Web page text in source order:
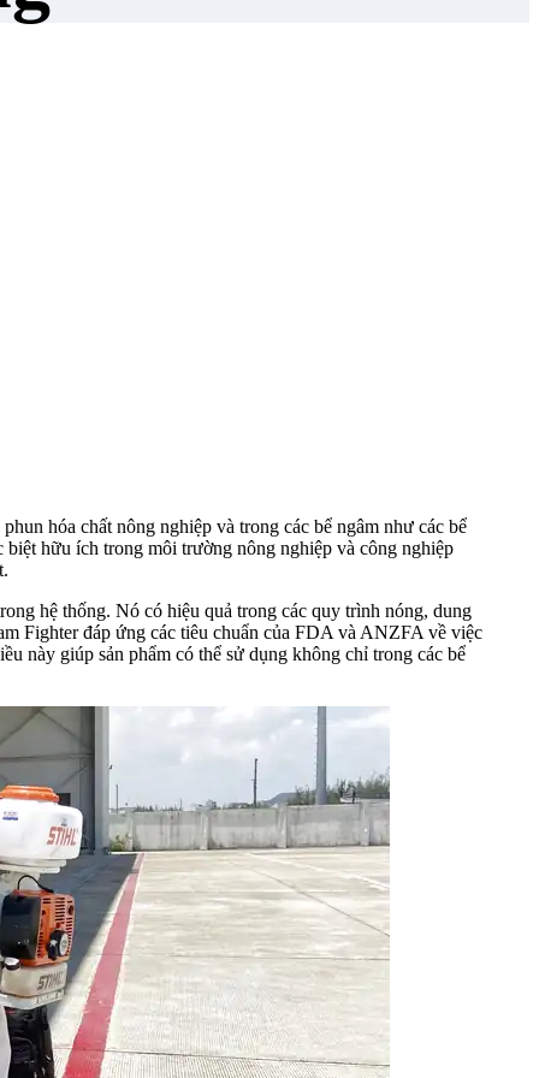
hóa chất nông nghiệp và trong các bể ngâm như các bể
hữu ích trong môi trường nông nghiệp và công nghiệp
hệ thống. Nó có hiệu quả trong các quy trình nóng, dung
Fighter đáp ứng các tiêu chuẩn của FDA và ANZFA về việc
này giúp sản phẩm có thể sử dụng không chỉ trong các bể